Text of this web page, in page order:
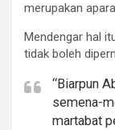
merupakan
Mendengar hal
tidak boleh
“Biarpun
semena-
martabat